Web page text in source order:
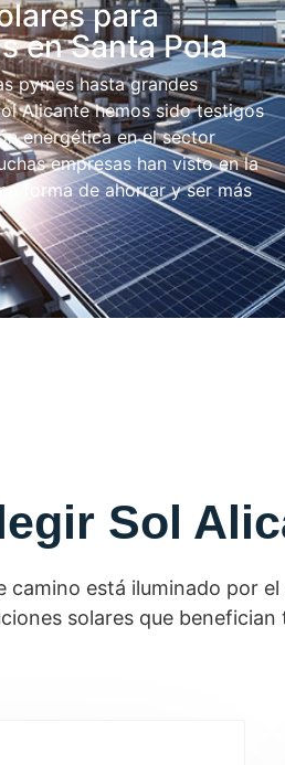
para
en Santa Pola
pymes hasta grandes
Alicante hemos sido testigos
energética en el sector
empresas han visto en la
forma de ahorrar y ser más
Sol
está iluminado por
solares que benefician